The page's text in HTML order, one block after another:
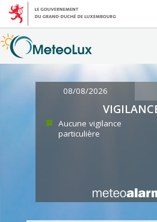
08/08/2026
Aucune vigilance
particulière